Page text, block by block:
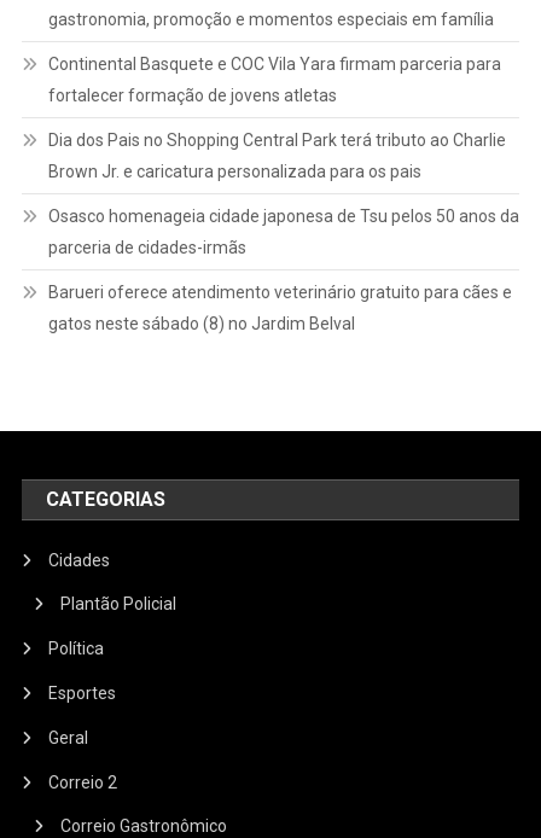
gastronomia, promoção e momentos especiais em família
Continental Basquete e COC Vila Yara firmam parceria para
fortalecer formação de jovens atletas
Dia dos Pais no Shopping Central Park terá tributo ao Charlie
Brown Jr. e caricatura personalizada para os pais
Osasco homenageia cidade japonesa de Tsu pelos 50 anos da
parceria de cidades-irmãs
Barueri oferece atendimento veterinário gratuito para cães e
gatos neste sábado (8) no Jardim Belval
CATEGORIAS
Cidades
Plantão Policial
Política
Esportes
Geral
Correio 2
Correio Gastronômico